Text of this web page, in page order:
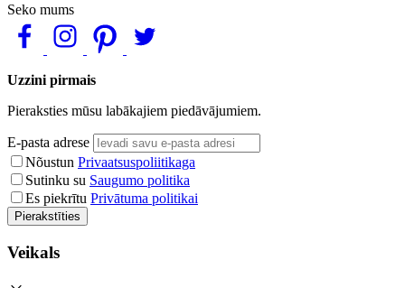
Seko mums
Uzzini pirmais
Pieraksties mūsu labākajiem piedāvājumiem.
E-pasta adrese
Nõustun Privaatsuspoliitikaga
Sutinku su Saugumo politika
Es piekrītu Privātuma politikai
Pierakstīties
Veikals